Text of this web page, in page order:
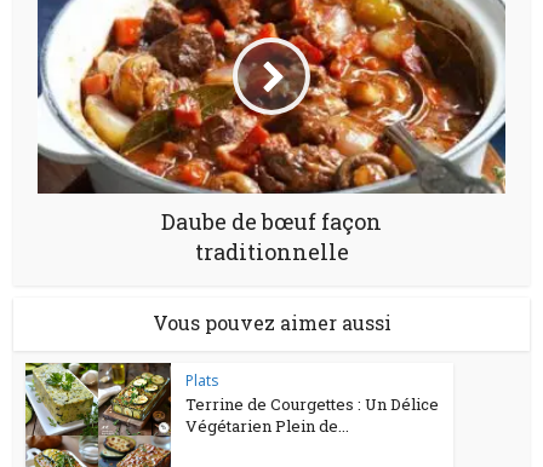
Daube de bœuf façon
traditionnelle
Vous pouvez aimer aussi
Plats
Terrine de Courgettes : Un Délice
Végétarien Plein de...